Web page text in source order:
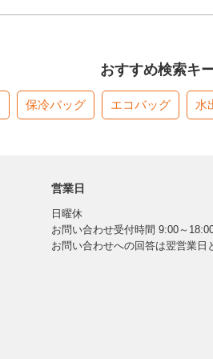
おすすめ検索キ
保冷バッグ エコバッグ 水
営業日
日曜休
お問い合わせ受付時間 9:00～
お問い合わせへの回答は翌営業日